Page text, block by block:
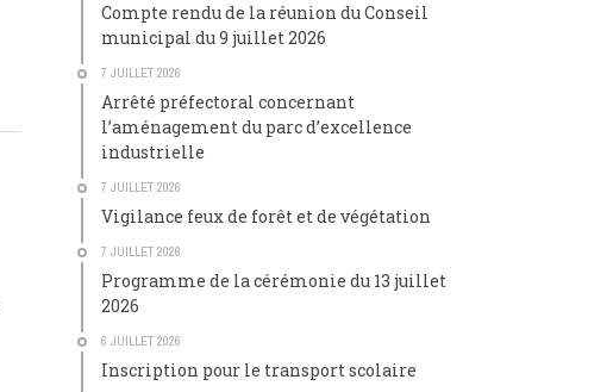
Compte rendu de la réunion du Conseil
municipal du 9 juillet 2026
7 JUILLET 2026
Arrêté préfectoral concernant
l’aménagement du parc d’excellence
industrielle
7 JUILLET 2026
Vigilance feux de forêt et de végétation
7 JUILLET 2026
Programme de la cérémonie du 13 juillet
2026
6 JUILLET 2026
Inscription pour le transport scolaire